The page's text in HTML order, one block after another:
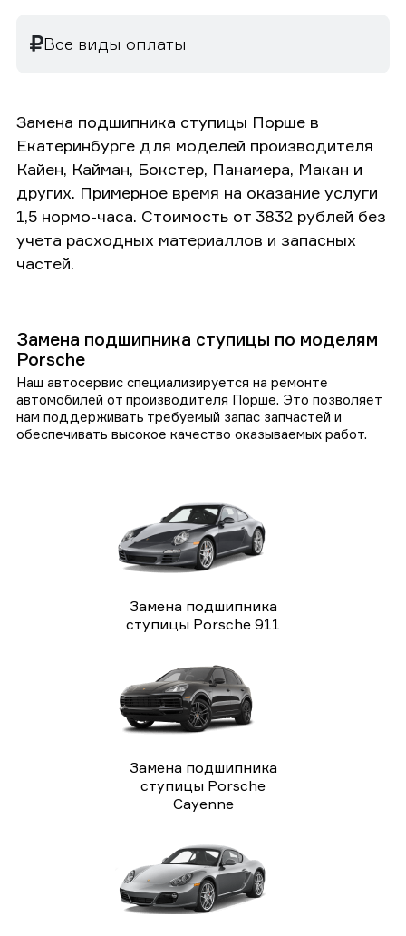
Все виды оплаты
Замена подшипника ступицы Порше в
Екатеринбурге для моделей производителя
Кайен, Кайман, Бокстер, Панамера, Макан и
других. Примерное время на оказание услуги
1,5 нормо-часа. Стоимость от 3832 рублей без
учета расходных материаллов и запасных
частей.
Замена подшипника ступицы по моделям
Porsche
Наш автосервис специализируется на ремонте
автомобилей от производителя Порше. Это позволяет
нам поддерживать требуемый запас запчастей и
обеспечивать высокое качество оказываемых работ.
Замена подшипника
ступицы Porsche 911
Замена подшипника
ступицы Porsche
Cayenne